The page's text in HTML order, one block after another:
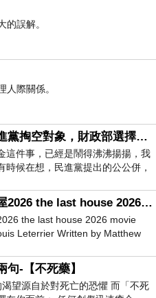
的誤解。
人際關係。
國票成為民進黨掏空對象，財政部選擇性失憶
這件事，已經是鬧得沸沸揚揚，我
時候在想，民進黨提出的公公併，
庫通黨庫，鬧出最大的醜
電影最後孤屋2026 the last house 2026 movie
the last house 2026 movie
Leterrier Written by Matthew
Greta Lee Wa
句-【不死藥】
望源自於對死亡的恐懼 而「不死